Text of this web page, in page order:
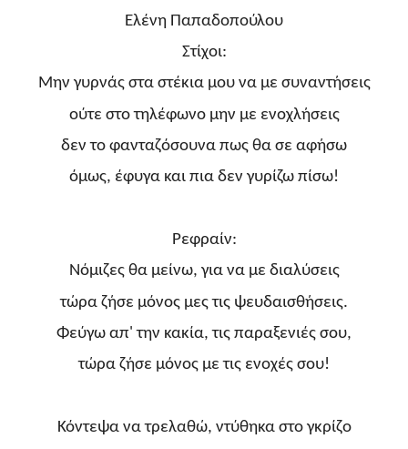
Ελένη Παπαδοπούλου
Στίχοι:
Μην γυρνάς στα στέκια μου να με συναντήσεις
ούτε στο τηλέφωνο μην με ενοχλήσεις
δεν το φανταζόσουνα πως θα σε αφήσω
όμως, έφυγα και πια δεν γυρίζω πίσω!
Ρεφραίν:
Νόμιζες θα μείνω, για να με διαλύσεις
τώρα ζήσε μόνος μες τις ψευδαισθήσεις.
Φεύγω απ' την κακία, τις παραξενιές σου,
τώρα ζήσε μόνος με τις ενοχές σου!
Κόντεψα να τρελαθώ, ντύθηκα στο γκρίζο